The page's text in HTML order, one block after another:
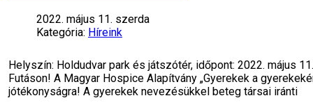
2022. május 11. szerda
Kategória: Híreink
Helyszín: Holdudvar park és játszótér, időpont: 2022. május
Futáson! A Magyar Hospice Alapítvány „Gyerekek a
jótékonyságra! A gyerekek nevezésükkel beteg társai iránti